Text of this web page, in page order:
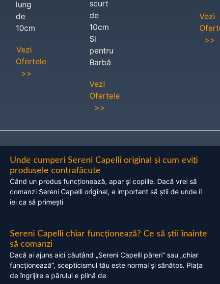
lung
de
10cm
Vezi
Ofertele
>>
scurt
de
10cm
Si
pentru
Barbă
Vezi
Ofertele
>>
Vezi
>>
Unde cumperi Sereni Capelli original și cum eviți
produsele contrafăcute
Când un produs funcționează, apar și copiile. Dacă vrei să
comanzi Sereni Capelli original, e important să știi de unde îl
iei ca să primești
Sereni Capelli chiar funcționează? Ce să știi înainte
să comanzi
Dacă ai ajuns aici căutând „Sereni Capelli păreri” sau „chiar
funcționează”, scepticismul tău este normal și sănătos. Piața
de îngrijire a părului e plină de